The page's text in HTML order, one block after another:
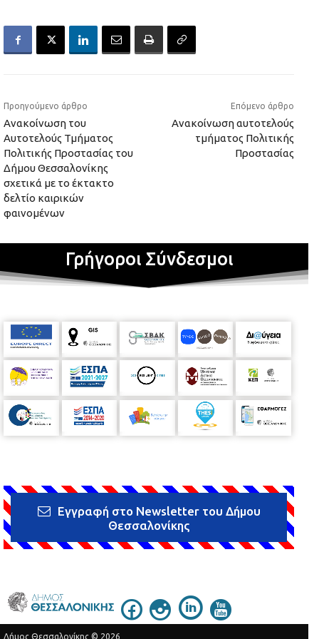
Προηγούμενο άρθρο
Ανακοίνωση του
Αυτοτελούς Τμήματος
Πολιτικής Προστασίας του
Δήμου Θεσσαλονίκης
σχετικά με το έκτακτο
δελτίo καιρικών
φαινομένων
Επόμενο άρθρο
Ανακοίνωση αυτοτελούς
τμήματος Πολιτικής
Προστασίας
Γρήγοροι Σύνδεσμοι
Εγγραφή στο Newsletter του Δήμου
Θεσσαλονίκης
Δήμος Θεσσαλονίκης © 2026